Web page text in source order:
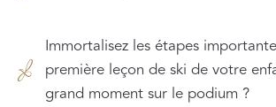
Immortalisez les étapes
première leçon de ski de votre
grand moment sur le podium ?